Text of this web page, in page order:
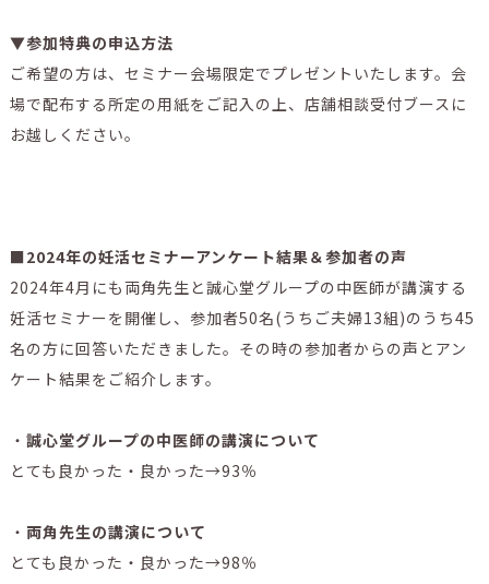
▼参加特典の申込方法
ご希望の方は、セミナー会場限定でプレゼントいたします。会
場で配布する所定の用紙をご記入の上、店舗相談受付ブースに
お越しください。
■2024年の妊活セミナーアンケート結果＆参加者の声
2024年4月にも両角先生と誠心堂グループの中医師が講演する
妊活セミナーを開催し、参加者50名(うちご夫婦13組)のうち45
名の方に回答いただきました。その時の参加者からの声とアン
ケート結果をご紹介します。
・ 誠心堂グループの中医師の講演について
とても良かった・良かった→93％
・ 両角先生の講演について
とても良かった・良かった→98％